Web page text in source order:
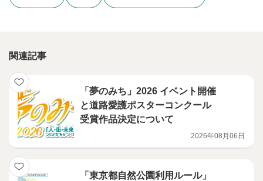
関連記事
「夢のみち」2026 イベント開催
と道路愛護ポスターコンクール
受賞作品決定について
2026年08月06日
「東京都自然公園利用ルール」